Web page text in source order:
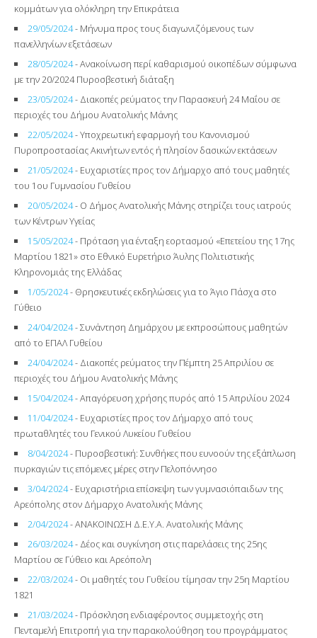
κομμάτων για ολόκληρη την Επικράτεια
29/05/2024- Μήνυμα προς τους διαγωνιζόμενους των
πανελληνίων εξετάσεων
28/05/2024- Ανακοίνωση περί καθαρισμού οικοπέδων σύμφωνα
με την 20/2024 Πυροσβεστική διάταξη
23/05/2024- Διακοπές ρεύματος την Παρασκευή 24 Μαΐου σε
περιοχές του Δήμου Ανατολικής Μάνης
22/05/2024- Υποχρεωτική εφαρμογή του Κανονισμού
Πυροπροστασίας Ακινήτων εντός ή πλησίον δασικών εκτάσεων
21/05/2024- Ευχαριστίες προς τον Δήμαρχο από τους μαθητές
του 1ου Γυμνασίου Γυθείου
20/05/2024- Ο Δήμος Ανατολικής Μάνης στηρίζει τους ιατρούς
των Κέντρων Υγείας
15/05/2024- Πρόταση για ένταξη εορτασμού «Επετείου της 17ης
Μαρτίου 1821» στο Εθνικό Ευρετήριο Άυλης Πολιτιστικής
Κληρονομιάς της Ελλάδας
1/05/2024- Θρησκευτικές εκδηλώσεις για το Άγιο Πάσχα στο
Γύθειο
24/04/2024- Συνάντηση Δημάρχου με εκπροσώπους μαθητών
από το ΕΠΑΛ Γυθείου
24/04/2024- Διακοπές ρεύματος την Πέμπτη 25 Απριλίου σε
περιοχές του Δήμου Ανατολικής Μάνης
15/04/2024- Απαγόρευση χρήσης πυρός από 15 Απριλίου 2024
11/04/2024- Ευχαριστίες προς τον Δήμαρχο από τους
πρωταθλητές του Γενικού Λυκείου Γυθείου
8/04/2024- Πυροσβεστική: Συνθήκες που ευνοούν της εξάπλωση
πυρκαγιών τις επόμενες μέρες στην Πελοπόννησο
3/04/2024- Ευχαριστήρια επίσκεψη των γυμνασιόπαιδων της
Αρεόπολης στον Δήμαρχο Ανατολικής Μάνης
2/04/2024- ΑΝΑΚΟΙΝΩΣΗ Δ.Ε.Υ.Α. Ανατολικής Μάνης
26/03/2024- Δέος και συγκίνηση στις παρελάσεις της 25ης
Μαρτίου σε Γύθειο και Αρεόπολη
22/03/2024- Οι μαθητές του Γυθείου τίμησαν την 25η Μαρτίου
1821
21/03/2024- Πρόσκληση ενδιαφέροντος συμμετοχής στη
Πενταμελή Επιτροπή για την παρακολούθηση του προγράμματος